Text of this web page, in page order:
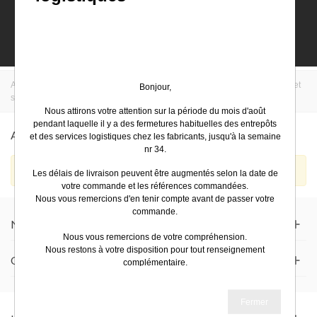
Accueil > Efficacité énergétique
Affichage et
supervision, gestion active du bâtiment
Affichage Et Supervision, Gestion Active Du Bâtiment
Aucun produit trouvé.
Nous Contacter
Qui Est Easyelec
Bonjour,
Nous attirons votre attention sur la période du mois d'août
pendant laquelle il y a des fermetures habituelles des entrepôts
et des services logistiques chez les fabricants, jusqu'à la semaine
nr 34.
Les délais de livraison peuvent être augmentés selon la date de
votre commande et les références commandées.
Nous vous remercions d'en tenir compte avant de passer votre
commande.
Nous vous remercions de votre compréhension.
Nous restons à votre disposition pour tout renseignement
complémentaire.